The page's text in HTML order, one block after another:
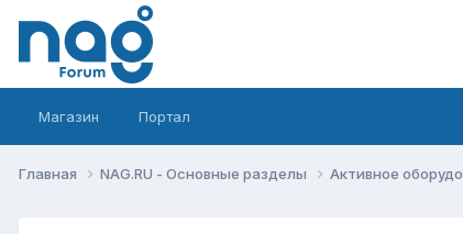
Магазин Портал
Главная NAG.RU - Основные разделы Активное